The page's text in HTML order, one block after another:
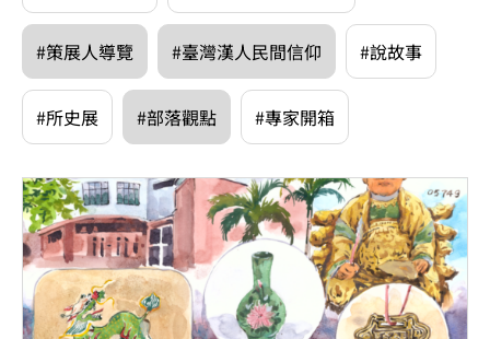
#策展人導覽 #臺灣漢人民間信仰 #說故事
#所史展 #部落觀點 #專家開箱